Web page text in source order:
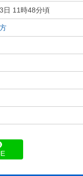
日 11時48分頃